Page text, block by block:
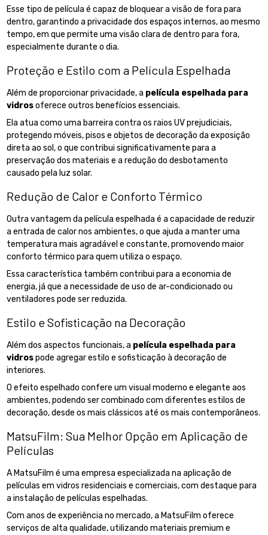
Esse tipo de película é capaz de bloquear a visão de fora para
dentro, garantindo a privacidade dos espaços internos, ao mesmo
tempo, em que permite uma visão clara de dentro para fora,
especialmente durante o dia.
Proteção e Estilo com a Película Espelhada
Além de proporcionar privacidade, a película espelhada para
vidrosoferece outros benefícios essenciais.
Ela atua como uma barreira contra os raios UV prejudiciais,
protegendo móveis, pisos e objetos de decoração da exposição
direta ao sol, o que contribui significativamente para a
preservação dos materiais e a redução do desbotamento
causado pela luz solar.
Redução de Calor e Conforto Térmico
Outra vantagem da película espelhada é a capacidade de reduzir
a entrada de calor nos ambientes, o que ajuda a manter uma
temperatura mais agradável e constante, promovendo maior
conforto térmico para quem utiliza o espaço.
Essa característica também contribui para a economia de
energia, já que a necessidade de uso de ar-condicionado ou
ventiladores pode ser reduzida.
Estilo e Sofisticação na Decoração
Além dos aspectos funcionais, a película espelhada para
vidrospode agregar estilo e sofisticação à decoração de
interiores.
O efeito espelhado confere um visual moderno e elegante aos
ambientes, podendo ser combinado com diferentes estilos de
decoração, desde os mais clássicos até os mais contemporâneos.
MatsuFilm: Sua Melhor Opção em Aplicação de
Películas
A MatsuFilm é uma empresa especializada na aplicação de
películas em vidros residenciais e comerciais, com destaque para
a instalação de películas espelhadas.
Com anos de experiência no mercado, a MatsuFilm oferece
serviços de alta qualidade, utilizando materiais premium e